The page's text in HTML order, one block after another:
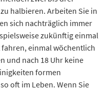
halbieren. Arbeiten Sie in
sich nachträglich immer
zukünftig einmal
einmal wöchentlich
und nach 18 Uhr keine
formen
oft im Leben. Wenn Sie